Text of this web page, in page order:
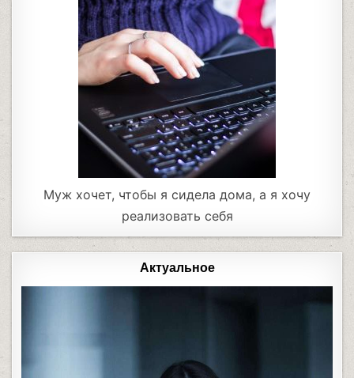
Муж хочет, чтобы я сидела дома, а я хочу
реализовать себя
Актуальное